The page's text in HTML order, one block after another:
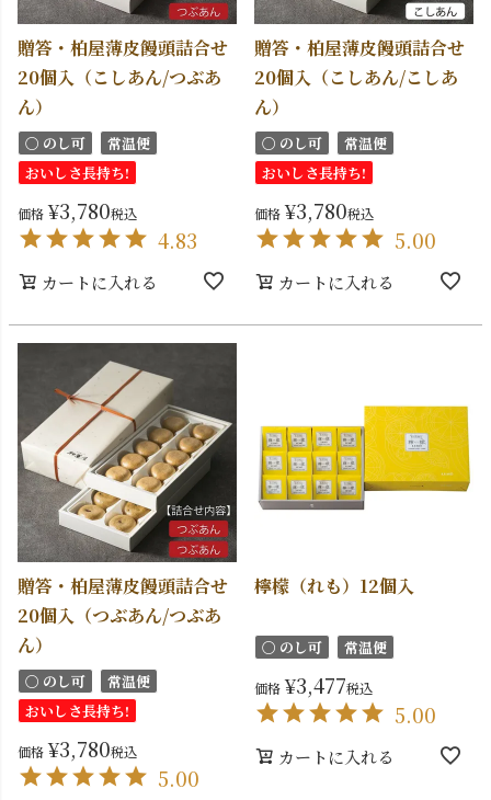
贈答・柏屋薄皮饅頭詰合せ
20個入（こしあん/つぶあ
ん）
〇 のし可
常温便
おいしさ長持ち!
価格 ¥3,780税込
4.83
カートに入れる
贈答・柏屋薄皮饅頭詰合せ
20個入（こしあん/こしあ
ん）
〇 のし可
常温便
おいしさ長持ち!
価格 ¥3,780税込
5.00
カートに入れる
贈答・柏屋薄皮饅頭詰合せ
20個入（つぶあん/つぶあ
ん）
〇 のし可
常温便
おいしさ長持ち!
価格 ¥3,780税込
5.00
檸檬（れも）12個入
〇 のし可 常温便
価格 ¥3,477税込
5.00
カートに入れる